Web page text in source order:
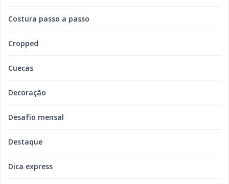
Costura passo a passo
Cropped
Cuecas
Decoração
Desafio mensal
Destaque
Dica express